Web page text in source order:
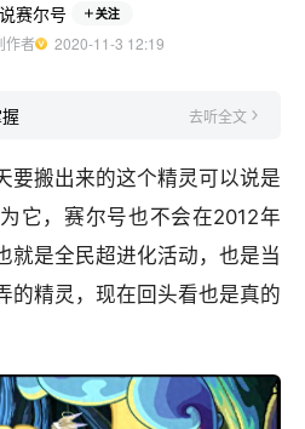
赛尔号 关注
作者
  2020-11-3 12:19
去听全文
要搬出来的这个精灵可以说是
它，赛尔号也不会在2012年
就是全民超进化活动，也是当
的精灵，现在回头看也是真的